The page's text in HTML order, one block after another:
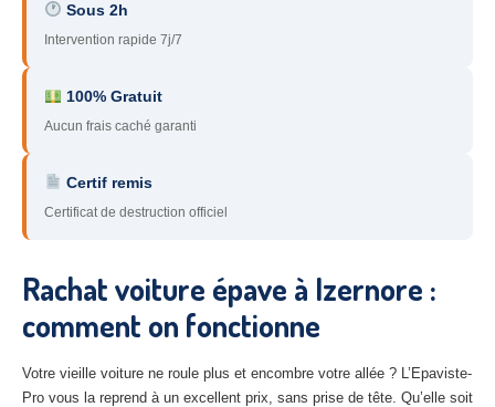
94 – Val-de-Marne
91 – Essonne
45 – Loiret
28– Eure-et-Loir
27– Eure
Sous 2h
Intervention rapide 7j/7
100% Gratuit
Aucun frais caché garanti
Certif remis
Certificat de destruction officiel
Rachat voiture épave à Izernore :
comment on fonctionne
Votre vieille voiture ne roule plus et encombre votre allée ? L’Epaviste-
Pro vous la reprend à un excellent prix, sans prise de tête. Qu’elle soit